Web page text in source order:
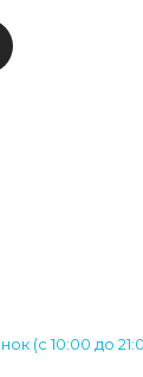
(c 10:00 до